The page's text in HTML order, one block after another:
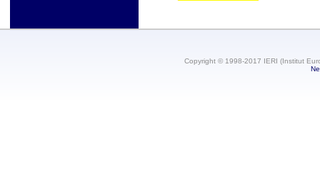
Copyright © 1998-2017 IERI (Institut